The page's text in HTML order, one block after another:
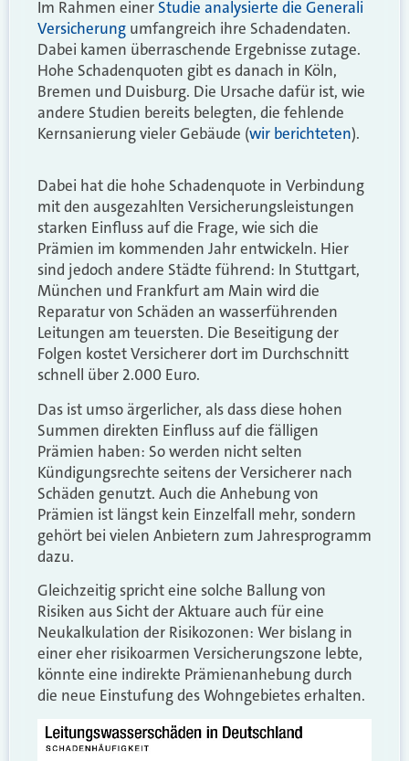
Im Rahmen einer Studie analysierte die Generali
Versicherung umfangreich ihre Schadendaten.
Dabei kamen überraschende Ergebnisse zutage.
Hohe Schadenquoten gibt es danach in Köln,
Bremen und Duisburg. Die Ursache dafür ist, wie
andere Studien bereits belegten, die fehlende
Kernsanierung vieler Gebäude (wir berichteten).
Dabei hat die hohe Schadenquote in Verbindung
mit den ausgezahlten Versicherungsleistungen
starken Einfluss auf die Frage, wie sich die
Prämien im kommenden Jahr entwickeln. Hier
sind jedoch andere Städte führend: In Stuttgart,
München und Frankfurt am Main wird die
Reparatur von Schäden an wasserführenden
Leitungen am teuersten. Die Beseitigung der
Folgen kostet Versicherer dort im Durchschnitt
schnell über 2.000 Euro.
Das ist umso ärgerlicher, als dass diese hohen
Summen direkten Einfluss auf die fälligen
Prämien haben: So werden nicht selten
Kündigungsrechte seitens der Versicherer nach
Schäden genutzt. Auch die Anhebung von
Prämien ist längst kein Einzelfall mehr, sondern
gehört bei vielen Anbietern zum Jahresprogramm
dazu.
Gleichzeitig spricht eine solche Ballung von
Risiken aus Sicht der Aktuare auch für eine
Neukalkulation der Risikozonen: Wer bislang in
einer eher risikoarmen Versicherungszone lebte,
könnte eine indirekte Prämienanhebung durch
die neue Einstufung des Wohngebietes erhalten.